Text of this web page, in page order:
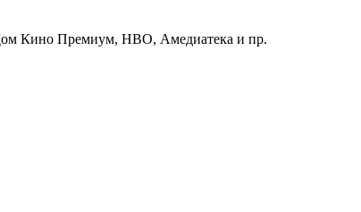
Кино Премиум, HBO, Амедиатека и пр.